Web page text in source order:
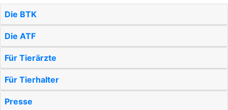
Die BTK
Die ATF
Für Tierärzte
Für Tierhalter
Presse